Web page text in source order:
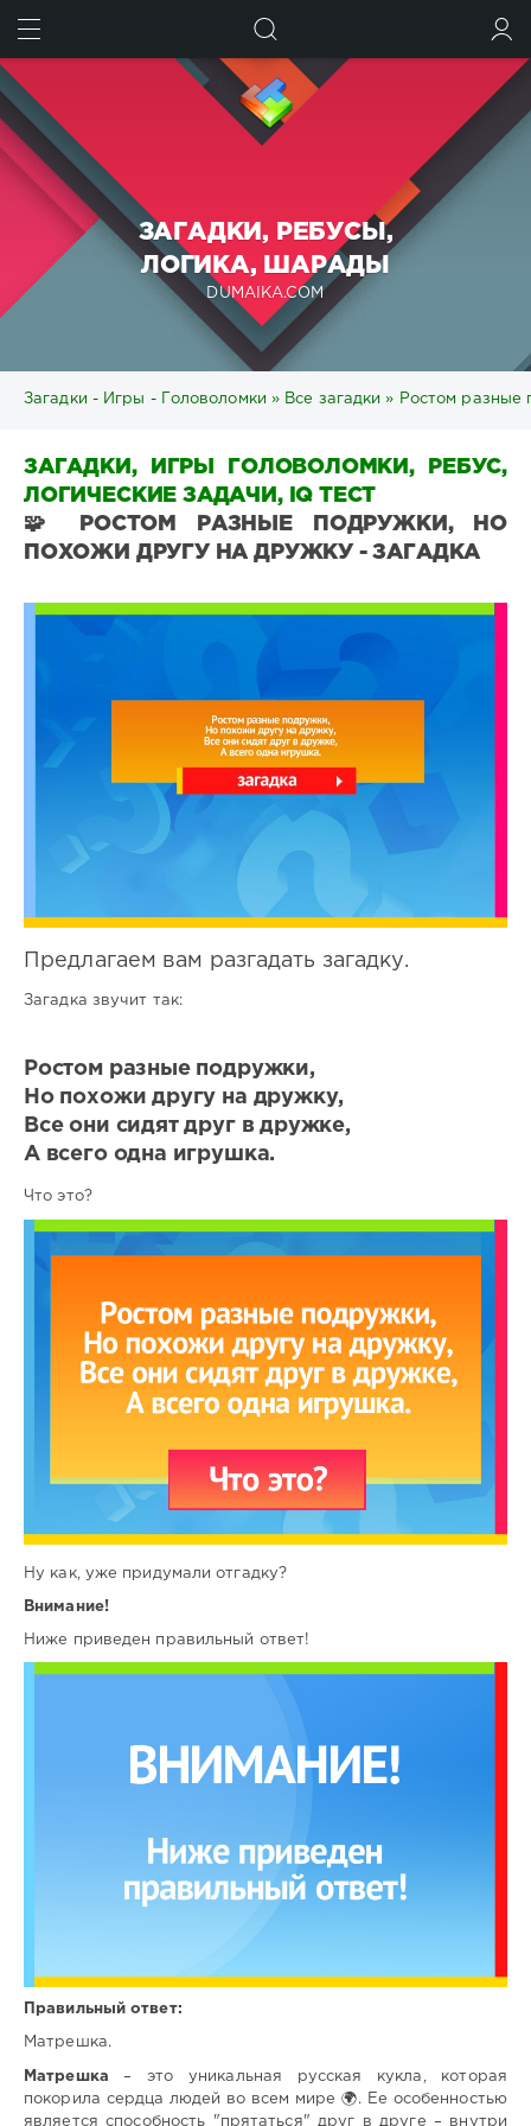
ЗАГАДКИ, РЕБУСЫ,
ЛОГИКА, ШАРАДЫ
DUMAIKA.COM
Загадки - Игры - Головоломки » Все загадки » Ростом разные
ЗАГАДКИ, ИГРЫ ГОЛОВОЛОМКИ, РЕБУС,
ЛОГИЧЕСКИЕ ЗАДАЧИ, IQ ТЕСТ
🧩 РОСТОМ РАЗНЫЕ ПОДРУЖКИ, НО
ПОХОЖИ ДРУГУ НА ДРУЖКУ - ЗАГАДКА
Предлагаем вам разгадать загадку.
Загадка звучит так:
Ростом разные подружки,
Но похожи другу на дружку,
Все они сидят друг в дружке,
А всего одна игрушка.
Что это?
Ну как, уже придумали отгадку?
Внимание!
Ниже приведен правильный ответ!
Правильный ответ:
Матрешка.
Матрешка – это уникальная русская кукла, которая
покорила сердца людей во всем мире 🌍. Ее особенностью
является способность "прятаться" друг в друге – внутри